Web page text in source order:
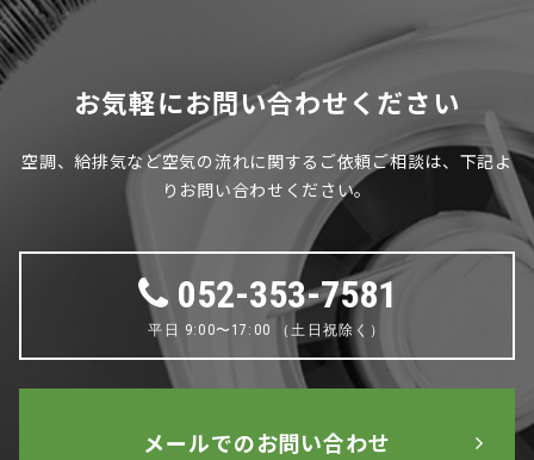
お気軽にお問い合わせください
空調、給排気など空気の流れに関するご依頼ご相談は、下記よ
りお問い合わせください。
052-353-7581
平日 9:00〜17:00 （土日祝除く）
メールでのお問い合わせ